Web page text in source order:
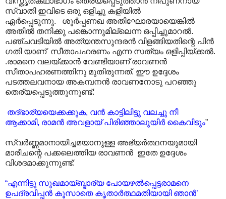
സ്വാതി ഇവിടെ ഒരു ഒളിച്ചു കളിയിൽ
ഏർപ്പെടുന്നു. ശൂർപ്പണഖ അതിഘോരയായെങ്കിൽ
അതിൽ തനിക്കു പങ്കൊന്നുമില്ലെന്ന ഒപ്പിച്ചുമാറൽ.
പഞ്ചവടിയിൽ അത്യന്തസുന്ദരൻ വിളങ്ങിയതിന്റെ പിൻ
ഗതി യാണ് സീതാപഹരണം എന്ന സത്യം ഒളിപ്പിയ്ക്കൽ.
.രാമനെ വലയ്ക്കാൻ വേണ്ടിയാണ് രാവണൻ
സീതാപഹരണത്തിനു മുതിരുന്നത്. ഈ ഉദ്ദേശം
പടത്തലവനായ അകമ്പനൻ രാവണനോടു പറഞ്ഞു
തെര്യപ്പെടുത്തുന്നുണ്ട്:
തദ്ഭാര്യയെക്കക്കുക, വൻ കാട്ടിലിട്ടു വലച്ചു നീ
ആക്കാമി, രാമൻ അവളായ് പിരിഞ്ഞാലുയിർ കൈവിടും”
സ്വർണ്ണമാനായിച്ചമയാനുള്ള അഭ്യർത്ഥനയുമായി
മാരീചന്റെ പക്കലെത്തിയ രാവണൻ ഇതേ ഉദ്ദേശം
വിശദമാക്കുന്നുണ്ട്:
“എന്നിട്ടു സുഖമായ്ബ്ഭാര്യ പോയഴൽ‌പ്പെട്ടരാമനെ
ഉപദ്രവിപ്പൻ കൂസാതെ കൃതാർത്ഥമതിയായി ഞാൻ’